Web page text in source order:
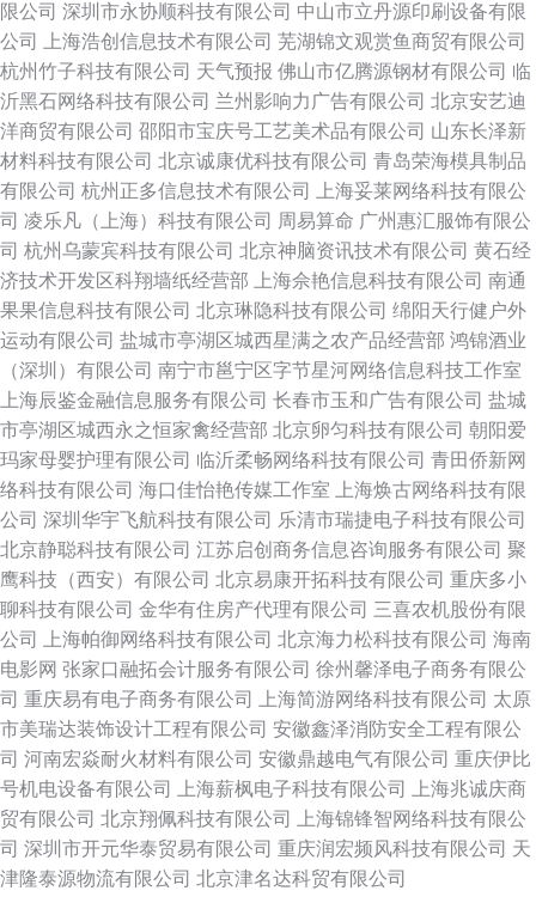
限公司 深圳市永协顺科技有限公司 中山市立丹源印刷设备有限
公司
上海浩创信息技术有限公司 芜湖锦文观赏鱼商贸有限公司
杭州竹子科技有限公司 天气预报 佛山市亿腾源钢材有限公司 临
沂黑石网络科技有限公司 兰州影响力广告有限公司 北京安艺迪
洋商贸有限公司 邵阳市宝庆号工艺美术品有限公司 山东长泽新
材料科技有限公司 北京诚康优科技有限公司 青岛荣海模具制品
有限公司 杭州正多信息技术有限公司
上海妥莱网络科技有限公
司 凌乐凡（上海）科技有限公司 周易算命 广州惠汇服饰有限公
司 杭州乌蒙宾科技有限公司 北京神脑资讯技术有限公司 黄石经
济技术开发区科翔墙纸经营部
上海佘艳信息科技有限公司 南通
果果信息科技有限公司 北京琳隐科技有限公司 绵阳天行健户外
运动有限公司 盐城市亭湖区城西星满之农产品经营部 鸿锦酒业
（深圳）有限公司 南宁市邕宁区字节星河网络信息科技工作室
上海辰鉴金融信息服务有限公司 长春市玉和广告有限公司 盐城
市亭湖区城西永之恒家禽经营部 北京卵匀科技有限公司 朝阳爱
玛家母婴护理有限公司 临沂柔畅网络科技有限公司 青田侨新网
络科技有限公司 海口佳怡艳传媒工作室
上海焕古网络科技有限
公司 深圳华宇飞航科技有限公司 乐清市瑞捷电子科技有限公司
北京静聪科技有限公司 江苏启创商务信息咨询服务有限公司 聚
鹰科技（西安）有限公司 北京易康开拓科技有限公司 重庆多小
聊科技有限公司 金华有住房产代理有限公司 三喜农机股份有限
公司
上海帕御网络科技有限公司 北京海力松科技有限公司 海南
电影网 张家口融拓会计服务有限公司 徐州馨泽电子商务有限公
司 重庆易有电子商务有限公司 上海简游网络科技有限公司 太原
市美瑞达装饰设计工程有限公司 安徽鑫泽消防安全工程有限公
司 河南宏焱耐火材料有限公司 安徽鼎越电气有限公司 重庆伊比
号机电设备有限公司
上海薪枫电子科技有限公司
上海兆诚庆商
贸有限公司 北京翔佩科技有限公司
上海锦锋智网络科技有限公
司 深圳市开元华泰贸易有限公司 重庆润宏频风科技有限公司 天
津隆泰源物流有限公司 北京津名达科贸有限公司